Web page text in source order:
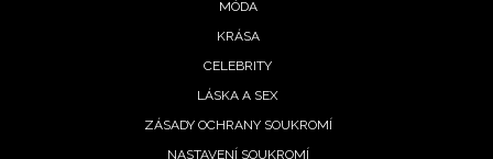
Chcete navíc dostávat i další zajímavé a exkluzivní
informace od našich partnerů? Pokud souhlasíte se
zpracováním údajů k tomuto účelu podle
MÓDA
KRÁSA
CELEBRITY
LÁSKA A SEX
ZÁSADY OCHRANY SOUKROMÍ
NASTAVENÍ SOUKROMÍ